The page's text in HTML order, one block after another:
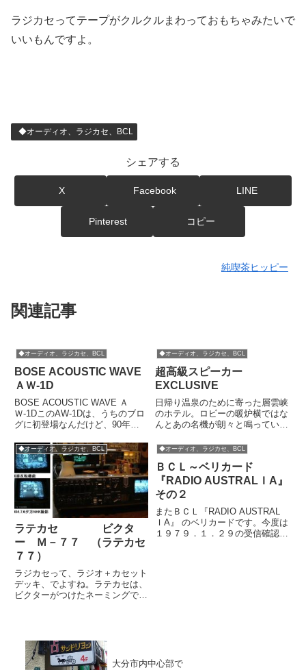
ラジカセってテープがクルクルまわっておもちゃみたいで
いいもんですよ。
◆オーディオ、ラジカセ、BCL
シェアする
X Facebook LINE
Pinterest コピー
純喫茶ヒッピー
関連記事
◆オーディオ、ラジカセ、BCL
BOSE ACOUSTIC WAVE
ＡＷ-1D
BOSE ACOUSTIC WAVE Ａ
Ｗ-1DこのAW-1Dは、うちのブロ
グに初登場なんだけど、90年代
学リサーチ社から発売されたコン
パクトなCDラジカセです。当時
はかなりの高級機でしたが(30万
円近い)、ほ...
◆オーディオ、ラジカセ、BCL
超高級スピーカー
EXCLUSIVE
日帰り温泉のために寄った層雲峡
のホテル。ロビーの暖炉横ではな
んとあの名機が朗々と鳴っていま
メーカーは国産の『パイオニア』
ですが、パイオニアの中の高級オ
ーディオブランドとして名高い
『エクスクルーシヴ』です。しか
も...
◆オーディオ、ラジカセ、BCL
ラテカセ ビクタ
ー Ｍ－７７ （ラテカセ
７７）
ラジカセって、ラジオ＋カセット
デッキ、でよすね。ラテカセは、
ビクターがつけたネーミングで、
ー Ｍ－７７ （ラテカセ７７）
↑どのように置いてもテレビを
見...
◆オーディオ、ラジカセ、BCL
ＢＣＬ～ベリカード
『RADIO AUSTRALＩA』
その２
またＢＣＬ『RADIO AUSTRAL
ＩA』 のベリカードです。今度は
１９７９．１．２９の受信確認。
大分市内中心部で